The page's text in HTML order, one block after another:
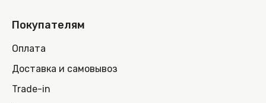
Покупателям
Оплата
Доставка и самовывоз
Trade-in